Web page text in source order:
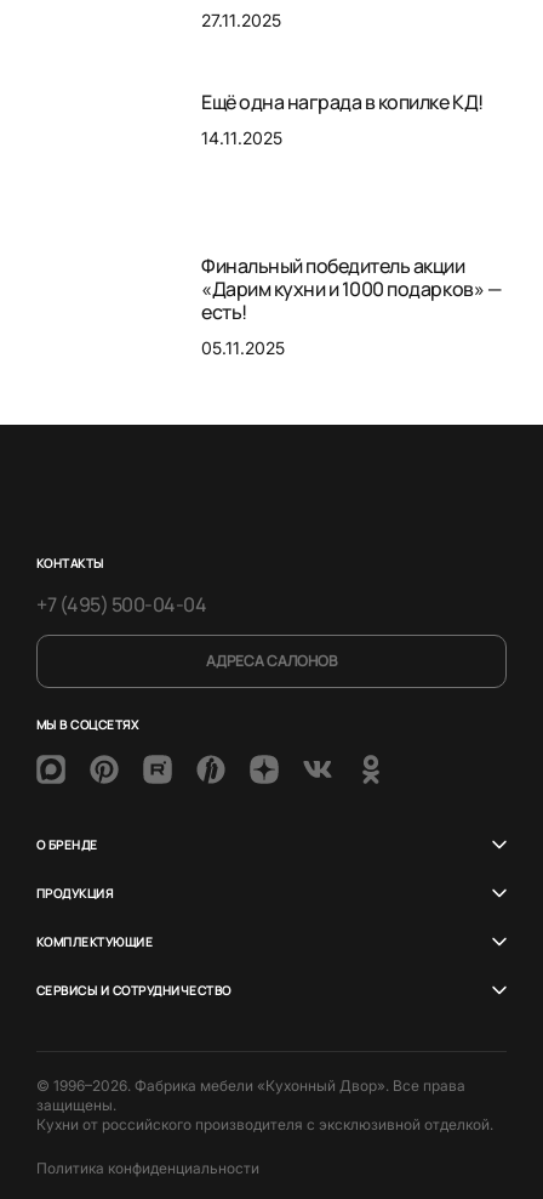
27.11.2025
Ещё одна награда в копилке КД!
14.11.2025
Финальный победитель акции
«Дарим кухни и 1000 подарков» —
есть!
05.11.2025
КОНТАКТЫ
+7 (495) 500-04-04
АДРЕСА САЛОНОВ
МЫ В СОЦСЕТЯХ
О БРЕНДЕ
ПРОДУКЦИЯ
КОМПЛЕКТУЮЩИЕ
СЕРВИСЫ И СОТРУДНИЧЕСТВО
© 1996–2026. Фабрика мебели «Кухонный Двор». Все права
защищены.
Кухни от российского производителя с эксклюзивной отделкой.
Политика конфиденциальности